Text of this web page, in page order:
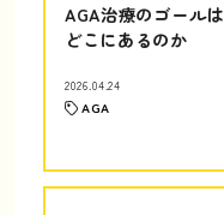
AGA治療のゴールは
どこにあるのか
2026.04.24
AGA